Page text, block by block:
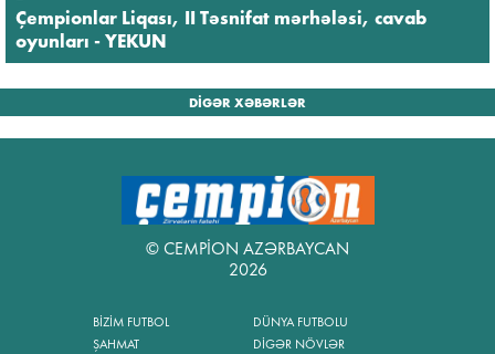
Çempionlar Liqası, II Təsnifat mərhələsi, cavab
oyunları - YEKUN
DİGƏR XƏBƏRLƏR
© CEMPİON AZƏRBAYCAN
2026
BİZİM FUTBOL
ŞAHMAT
DÜNYA FUTBOLU
DİGƏR NÖVLƏR